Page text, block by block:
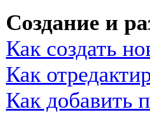
Создание и
Как создать
Как
Как добавить